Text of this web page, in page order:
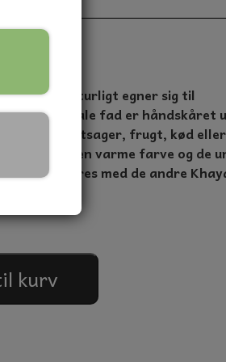
der naturligt egner sig til
Det ovale fad er håndskåret
grøntsager, frugt, kød
den varme farve og de
kombineres med de andre
kurv